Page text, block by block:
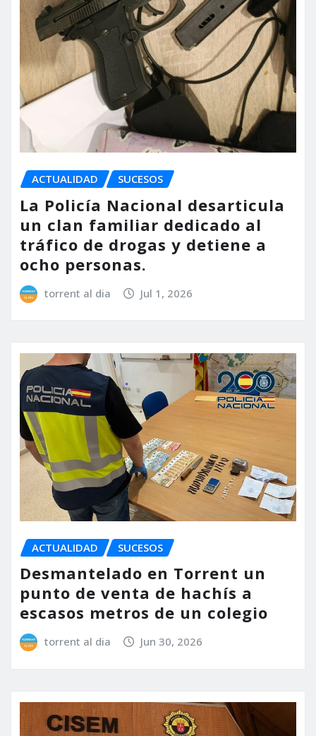
ACTUALIDAD SUCESOS
La Policía Nacional desarticula
un clan familiar dedicado al
tráfico de drogas y detiene a
ocho personas.
torrent al dia Jul 1, 2026
ACTUALIDAD SUCESOS
Desmantelado en Torrent un
punto de venta de hachís a
escasos metros de un colegio
torrent al dia Jun 30, 2026